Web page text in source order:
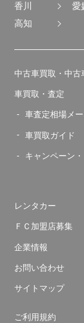
香川
愛
高知
中古車買取・中古
車買取・査定
車査定相場メ
車買取ガイド
キャンペーン
レンタカー
ＦＣ加盟店募集
企業情報
お問い合わせ
サイトマップ
ご利用規約